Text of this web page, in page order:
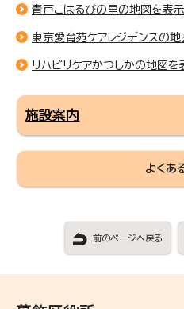
青戸こはるびの里の地図を表
東京愛育苑ケアレジデンスの
リハビリケアかつしかの地図を
施設案内
よくあ
前のページへ戻る